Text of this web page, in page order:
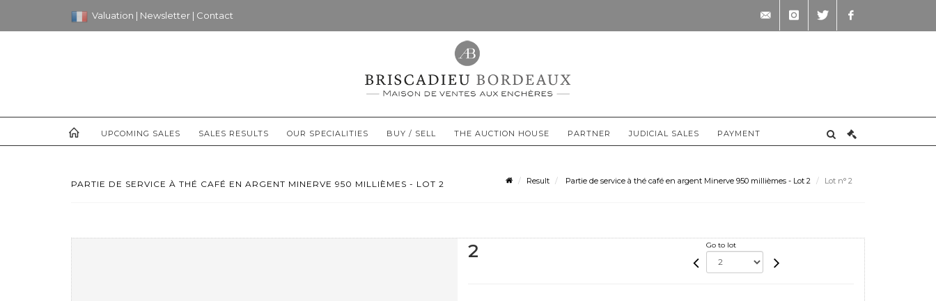
Valuation | Newsletter | Contact
UPCOMING SALES SALES RESULTS OUR SPECIALITIES BUY / SELL THE AUCTION HOUSE PARTNER JUDICIAL SALES PAYMENT
PARTIE DE SERVICE À THÉ CAFÉ EN ARGENT MINERVE 950 MILLIÈMES - LOT 2 Result Partie de service à thé café en argent Minerve 950 millièmes - Lot 2 Lot n° 2
2 Go to lot